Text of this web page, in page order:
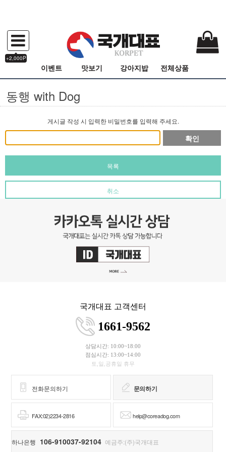
+2,000P
이벤트 맛보기 강아지밥 전체상품
동행 with Dog
게시글 작성 시 입력한 비밀번호를 입력해 주세요.
확인
목록
취소
국개대표 고객센터
1661-9562
상담시간: 10:00~18:00
점심시간: 13:00~14:00
토,일,공휴일 휴무
전화문의하기 문의하기
FAX:02)2234-2816 help@coreadog.com
하나은행 106-910037-92104 예금주:(주)국개대표